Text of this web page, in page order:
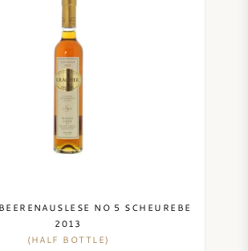
NO 5 SCHEUREBE
2013
(HALF BOTTLE)